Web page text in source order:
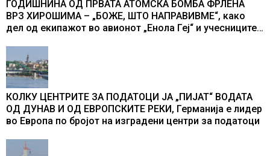
ГОДИШНИНА ОД ПРВАТА АТОМСКА БОМБА ФРЛЕНА
ВРЗ ХИРОШИМА – „БОЖЕ, ШТО НАПРАВИВМЕ“, како
дел од екипажот во авионот „Енола Геј“ и учесниците
промени текот на историјата
КОЛКУ ЦЕНТРИТЕ ЗА ПОДАТОЦИ ЈА „ПИЈАТ“ ВОДАТА
ОД ДУНАВ И ОД ЕВРОПСКИТЕ РЕКИ, Германија е лидер
во Европа по бројот на изградени центри за податоци